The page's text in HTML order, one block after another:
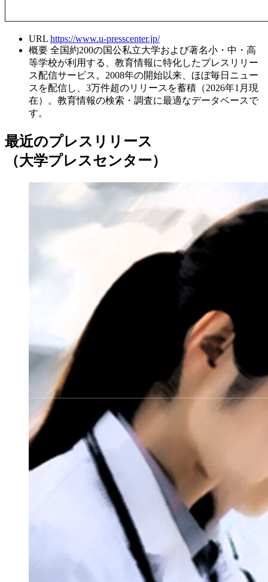
URL https://www.u-presscenter.jp/
概要 全国約200の国公私立大学および著名小・中・高
等学校が利用する、教育情報に特化したプレスリリー
ス配信サービス。2008年の開始以来、ほぼ毎日ニュー
スを配信し、3万件超のリリースを蓄積（2026年1月現
在）。教育情報の検索・調査に最適なデータベースで
す。
最近のプレスリリース
（大学プレスセンター）